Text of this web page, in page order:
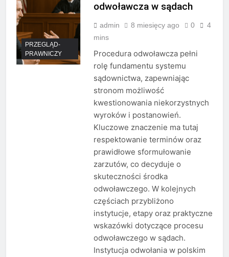
PRZEGLĄD-
PRAWNICZY
odwoławcza w sądach
admin 8 miesięcy ago 0
4
mins
Procedura odwoławcza pełni
rolę fundamentu systemu
sądownictwa, zapewniając
stronom możliwość
kwestionowania niekorzystnych
wyroków i postanowień.
Kluczowe znaczenie ma tutaj
respektowanie terminów oraz
prawidłowe sformułowanie
zarzutów, co decyduje o
skuteczności środka
odwoławczego. W kolejnych
częściach przybliżono
instytucje, etapy oraz praktyczne
wskazówki dotyczące procesu
odwoławczego w sądach.
Instytucja odwołania w polskim